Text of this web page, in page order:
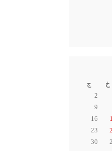
خ
ج
2
9
16
23
30